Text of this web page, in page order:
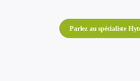
Parlez au spécialiste